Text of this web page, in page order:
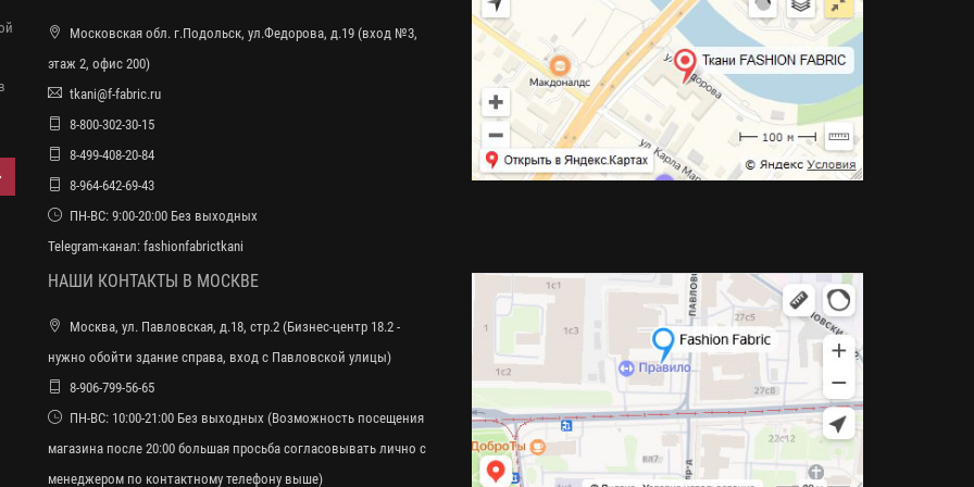
Московская обл. г.Подольск, ул.Федорова, д.19 (вход №3,
этаж 2, офис 200)
tkani@f-fabric.ru
8-800-302-30-15
8-499-408-20-84
8-964-642-69-43
ПН-ВС: 9:00-20:00 Без выходных
Telegram-канал: fashionfabrictkani
НАШИ КОНТАКТЫ В МОСКВЕ
Москва, ул. Павловская, д.18, стр.2 (Бизнес-центр 18.2 -
нужно обойти здание справа, вход с Павловской улицы)
8-906-799-56-65
ПН-ВС: 10:00-21:00 Без выходных (Возможность посещения
магазина после 20:00 большая просьба согласовывать лично с
менеджером по контактному телефону выше)